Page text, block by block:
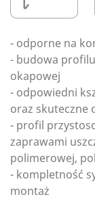
- odporne na
- budowa
okapowej
- odpowiedni
oraz skuteczne
- profil
zaprawami
polimerowej,
- kompletność
montaż